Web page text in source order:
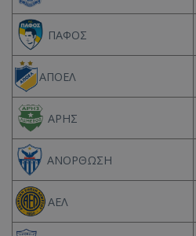
ΠΑΦΟΣ
ΑΠΟΕΛ
ΑΡΗΣ
ΑΝΟΡΘΩΣΗ
ΑΕΛ